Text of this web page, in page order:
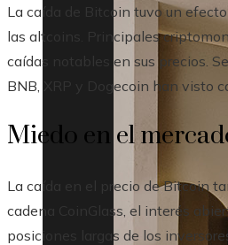
La caída de Bitcoin tuvo un
las altcoins. Principales
caídas notables en sus precios.
BNB, XRP y Dogecoin han visto
Miedo en el
La caída en el precio de Bitcoin
cadena CoinGlass, el interés
posiciones largas de los